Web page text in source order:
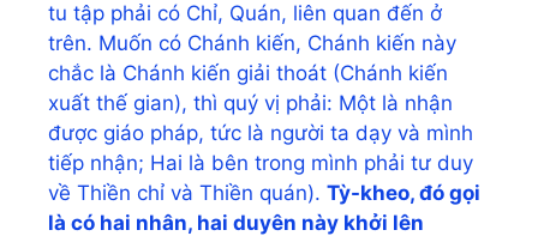
tu tập phải có Chỉ, Quán, liên quan đến ở
trên. Muốn có Chánh kiến, Chánh kiến này
chắc là Chánh kiến giải thoát (Chánh kiến
xuất thế gian), thì quý vị phải: Một là nhận
được giáo pháp, tức là người ta dạy và mình
tiếp nhận; Hai là bên trong mình phải tư duy
về Thiền chỉ và Thiền quán). Tỳ-kheo, đó gọi
là có hai nhân, hai duyên này khởi lên